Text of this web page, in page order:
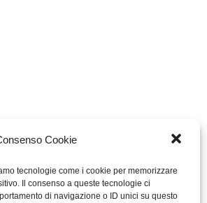
Cookie
tecnologie come i cookie per memorizzare
Il consenso a queste tecnologie ci
di navigazione o ID unici su questo